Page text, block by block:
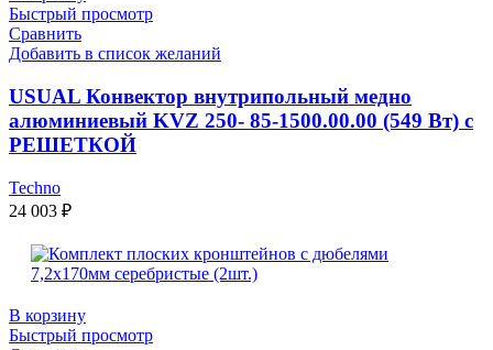
Быстрый просмотр
Сравнить
Добавить в список желаний
USUAL Конвектор внутрипольный медно
алюминиевый KVZ 250- 85-1500.00.00 (549 Вт) с
РЕШЕТКОЙ
Techno
24 003 ₽
В корзину
Быстрый просмотр